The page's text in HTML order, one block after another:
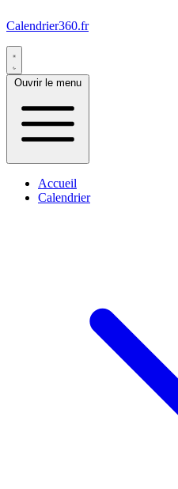
Calendrier360.fr
Ouvrir le menu
Accueil
Calendrier